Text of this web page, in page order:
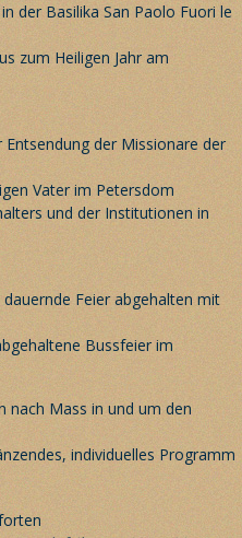
der Basilika San Paolo Fuori le
zum Heiligen Jahr am
der Missionare der
Vater im Petersdom
und der Institutionen in
Feier abgehalten mit
Bussfeier im
nach Mass in und um den
individuelles Programm